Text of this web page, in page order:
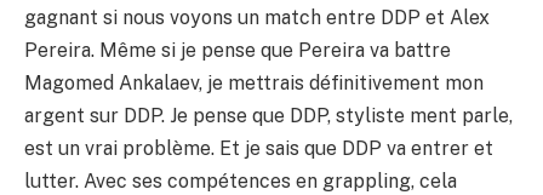
gagnant si nous voyons un match entre DDP et Alex
Pereira. Même si je pense que Pereira va battre
Magomed Ankalaev, je mettrais définitivement mon
argent sur DDP. Je pense que DDP, styliste ment parle,
est un vrai problème. Et je sais que DDP va entrer et
lutter. Avec ses compétences en grappling, cela